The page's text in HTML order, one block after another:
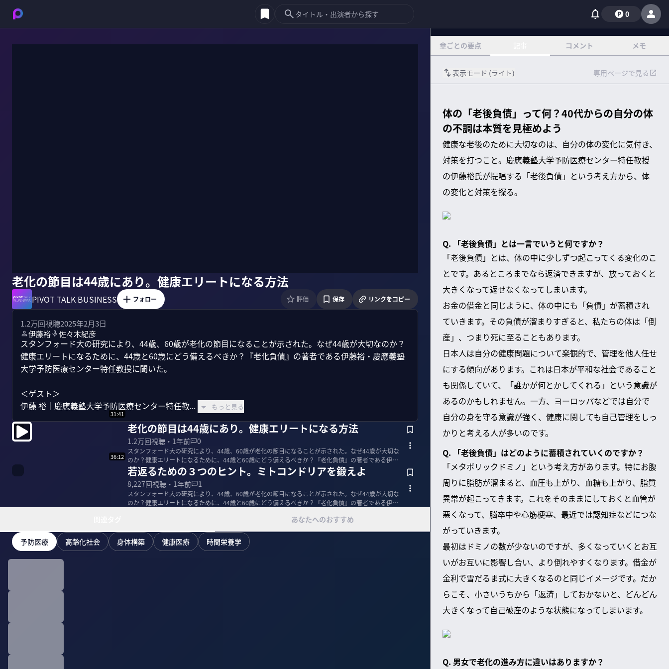
0
老化の節目は44歳にあり。健康エリートになる方法
PIVOT TALK BUSINESS フォロー 評価 保存 リンクをコピー
1.2万回視聴2025年2月3日
伊藤裕
佐々木紀彦
スタンフォード大の研究により、44歳、60歳が老化の節目になることが示された。なぜ44歳が大切なのか？
健康エリートになるために、44歳と60歳にどう備えるべきか？『老化負債』の著者である伊藤裕・慶應義塾
大学予防医療センター特任教授に聞いた。
＜ゲスト＞
伊藤 裕｜慶應義塾大学予防医療センター特任教...
もっと見る
31:41
老化の節目は44歳にあり。健康エリートになる方法
1.2万回視聴・ 1年前 0
スタンフォード大の研究により、44歳、60歳が老化の節目になることが示された。なぜ44歳が大切な
のか？健康エリートになるために、44歳と60歳にどう備えるべきか？『老化負債』の著者である伊藤
裕・慶應義...
36:12
若返るための３つのヒント。ミトコンドリアを鍛えよ
8,227回視聴・ 1年前 1
スタンフォード大の研究により、44歳、60歳が老化の節目になることが示された。なぜ44歳が大切な
のか？健康エリートになるために、44歳と60歳にどう備えるべきか？『老化負債』の著者である伊藤
あなたへのおすすめ
予防医療 高齢化社会 身体構築 健康医療 時間栄養学
章ごとの要点 コメント メモ
表示モード (ライト) 専用ページで見る
体の「老後負債」って何？40代からの自分の体
の不調は本質を見極めよう
健康な老後のために大切なのは、自分の体の変化に気付き、
対策を打つこと。慶應義塾大学予防医療センター特任教授
の伊藤裕氏が提唱する「老後負債」という考え方から、体
の変化と対策を探る。
Q. 「老後負債」とは一言でいうと何ですか？
「老後負債」とは、体の中に少しずつ起こってくる変化のこ
とです。あるところまでなら返済できますが、放っておくと
大きくなって返せなくなってしまいます。
お金の借金と同じように、体の中にも「負債」が蓄積され
ていきます。その負債が溜まりすぎると、私たちの体は「倒
産」、つまり死に至ることもあります。
日本人は自分の健康問題について楽観的で、管理を他人任せ
にする傾向があります。これは日本が平和な社会であること
も関係していて、「誰かが何とかしてくれる」という意識が
あるのかもしれません。一方、ヨーロッパなどでは自分で
自分の身を守る意識が強く、健康に関しても自己管理をしっ
かりと考える人が多いのです。
Q. 「老後負債」はどのように蓄積されていくのですか？
「メタボリックドミノ」という考え方があります。特にお腹
周りに脂肪が溜まると、血圧も上がり、血糖も上がり、脂質
異常が起こってきます。これをそのままにしておくと血管が
悪くなって、脳卒中や心筋梗塞、最近では認知症などにつな
がっていきます。
最初はドミノの数が少ないのですが、多くなっていくとお互
いがお互いに影響し合い、より倒れやすくなります。借金が
金利で雪だるま式に大きくなるのと同じイメージです。だか
らこそ、小さいうちから「返済」しておかないと、どんどん
大きくなって自己破産のような状態になってしまいます。
Q. 男女で老化の進み方に違いはありますか？